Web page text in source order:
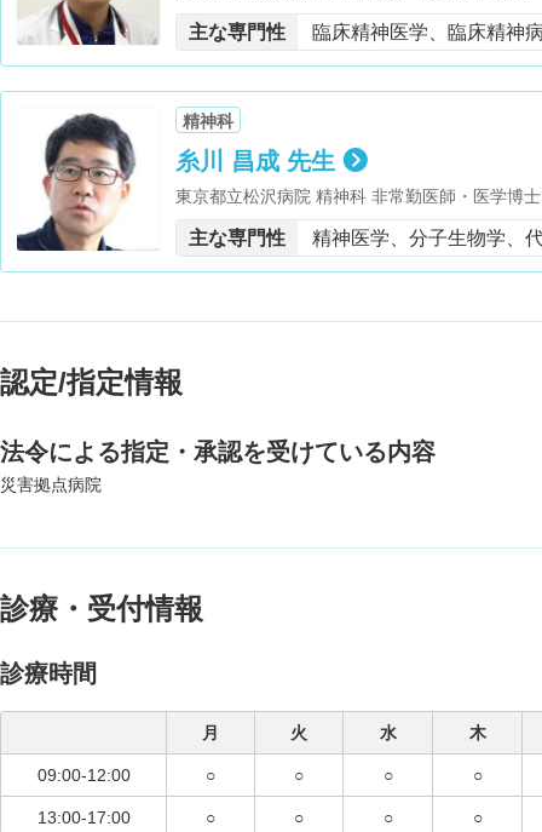
防学会 理事・日本統合失調症学会 評議員・日
会 評議員・日本精神神経学会 ICD-11委員会委
会委員・東京大学 医学部精神医学教室非常勤講
主な専門性 臨床精神医学、臨床精神
精神科
糸川 昌成 先生
東京都立松沢病院 精神科 非常勤医師・医学博
大会長・日本生物学的精神医学会 理事・日本
主な専門性 精神医学、分子生物学、
認定/指定情報
法令による指定・承認を受けている内容
災害拠点病院
診療・受付情報
診療時間
月 火 水 木
09:00-12:00 ○ ○ ○ ○
13:00-17:00 ○ ○ ○ ○